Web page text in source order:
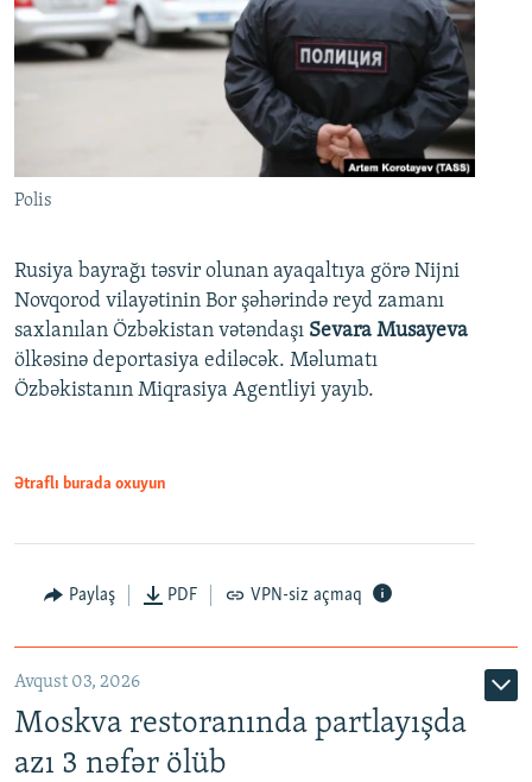
Polis
Rusiya bayrağı təsvir olunan ayaqaltıya görə Nijni
Novqorod vilayətinin Bor şəhərində reyd zamanı
saxlanılan Özbəkistan vətəndaşı Sevara Musayeva
ölkəsinə deportasiya ediləcək. Məlumatı
Özbəkistanın Miqrasiya Agentliyi yayıb.
Ətraflı burada oxuyun
Paylaş PDF VPN-siz açmaq
Avqust 03, 2026
Moskva restoranında partlayışda
azı 3 nəfər ölüb